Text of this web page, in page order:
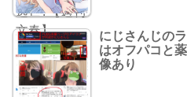
にじさんじの
はオフパコと
像あり